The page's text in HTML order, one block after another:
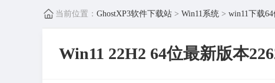
当前位置： GhostXP3软件下载站 > Win11系统 > win11下载64
Win11 22H2 64位最新版本